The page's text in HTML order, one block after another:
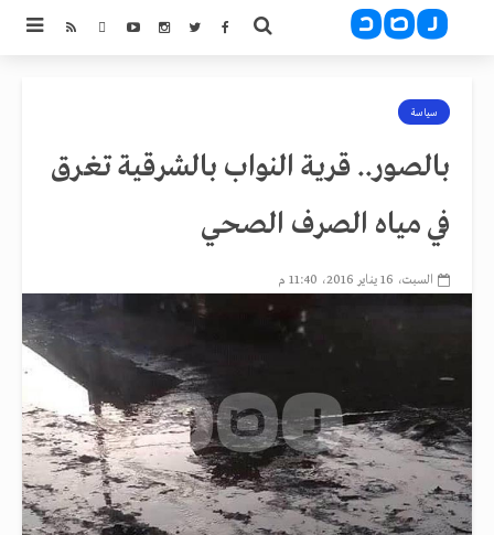
سياسة
بالصور.. قرية النواب بالشرقية تغرق
في مياه الصرف الصحي
السبت، 16 يناير 2016، 11:40 م